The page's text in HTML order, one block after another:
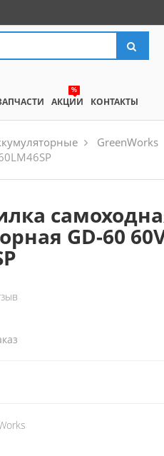
%
АКЦИИ КОНТАКТЫ
GreenWorks
GD-60 60V